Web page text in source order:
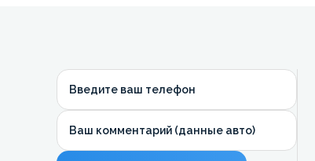
Введите ваш телефон
Ваш комментарий (данные авто)